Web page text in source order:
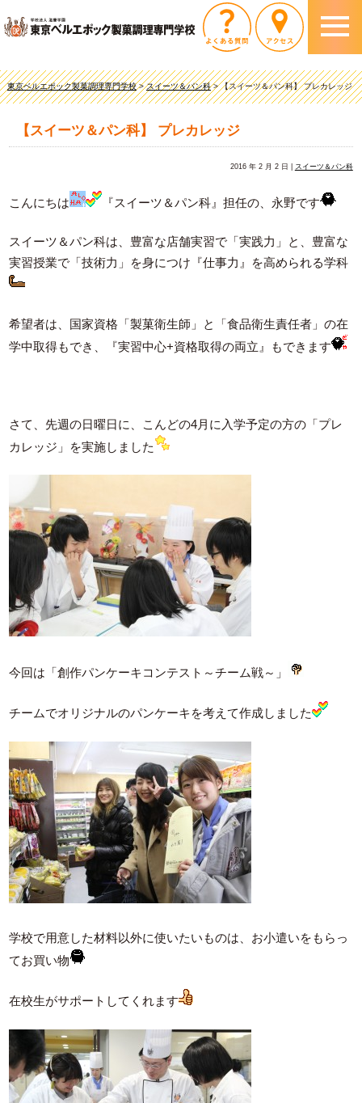
東京ベルエポック製菓調理専門学校>スイーツ＆パン科>【スイーツ＆パン科】 プレカレッジ
【スイーツ＆パン科】 プレカレッジ
2016 年 2 月 2 日 | スイーツ＆パン科
こんにちは 『スイーツ＆パン科』担任の、永野です
スイーツ＆パン科は、豊富な店舗実習で「実践力」と、豊富な
実習授業で「技術力」を身につけ『仕事力』を高められる学科
希望者は、国家資格「製菓衛生師」と「食品衛生責任者」の在
学中取得もでき、『実習中心+資格取得の両立』もできます
さて、先週の日曜日に、こんどの4月に入学予定の方の「プレ
カレッジ」を実施しました
今回は「創作パンケーキコンテスト～チーム戦～」
チームでオリジナルのパンケーキを考えて作成しました
学校で用意した材料以外に使いたいものは、お小遣いをもらっ
てお買い物
在校生がサポートしてくれます